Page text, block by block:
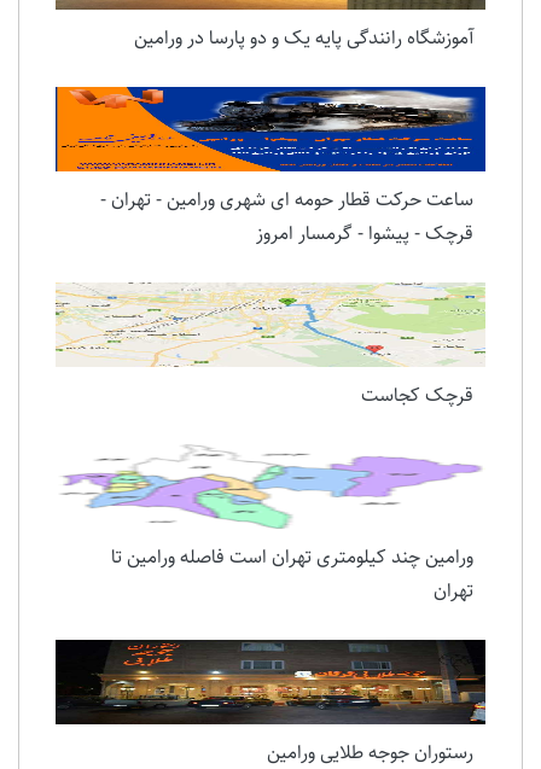
آموزشگاه رانندگی پایه یک و دو پارسا در ورامین
ساعت حرکت قطار حومه ای شهری ورامین - تهران -
قرچک - پیشوا - گرمسار امروز
قرچک کجاست
ورامین چند کیلومتری تهران است فاصله ورامین تا
تهران
رستوران جوجه طلایی ورامین